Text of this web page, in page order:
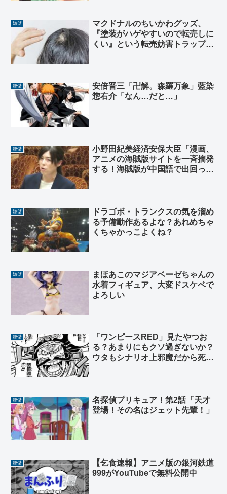
嫌儲
マクドナルのちいかわグッズ、
『塗装がハゲやすいので転売しに
くい』という転売妨害トラップ？
嫌儲
安倍晋三「卍解。森羅万象」藍染
惣右介「なん…だと…」
嫌儲
小野田紀美経済安保大臣「漫画、
アニメの海賊版サイトを一斉摘発
する！海賊版が中国語で出回って
嫌儲
ドラゴボ・トランクスの気を溜め
る予備動作あるよな？あれめちゃ
くちゃかっこよくね？
嫌儲
まほあこのマジアベーゼちゃんの
水着フィギュア、大変ドスケベで
よろしい
嫌儲
「ワンピースRED」見たやつお
る？あまりにもクソ過ぎないか？
ウタもシナリオ上邪魔だから死ぬ
嫌儲
名探偵プリキュア！第2話「天才
登場！その名はジェット先輩！」
嫌儲
【乞食速報】アニメ版の銀河鉄道
999がYouTubeで無料公開中